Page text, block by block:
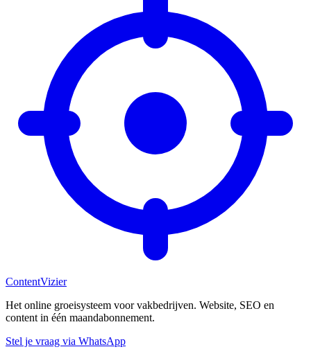
ContentVizier
Het online groeisysteem voor vakbedrijven. Website, SEO en
content in één maandabonnement.
Stel je vraag via WhatsApp